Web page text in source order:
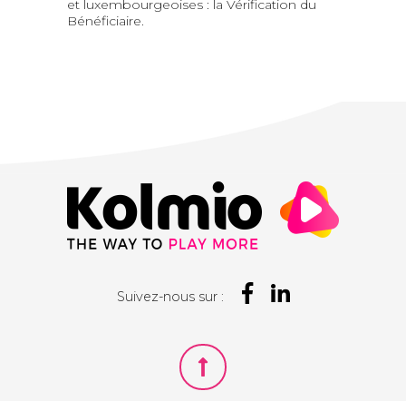
et luxembourgeoises : la Vérification du
Bénéficiaire.
Suivez-nous sur :